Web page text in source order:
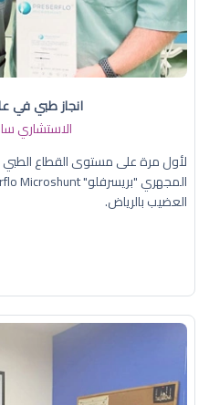
انجاز طبي في
الاستشاري
لأول مرة على مستوى القطاع الطبي
العضيب بالرياض.